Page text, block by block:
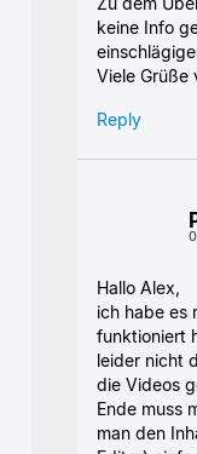
keine Info
Viele Grüße
Reply
Hallo Alex,
ich habe es
funktioniert
leider nicht
die Videos
Ende muss
man den